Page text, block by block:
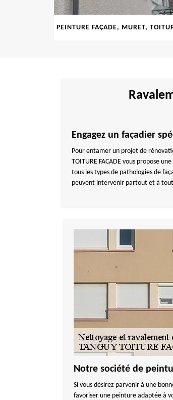
Engagez un façadier
Pour entamer un projet de
TOITURE FACADE vous propose
tous les types de pathologies de
peuvent intervenir partout et à
Notre société de
Si vous désirez parvenir à une
favoriser une peinture adaptée à